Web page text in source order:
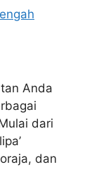
Anda
dari
dan